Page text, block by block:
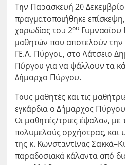
Την Παρασκευή 20
πραγματοποιήθηκε
χορωδίας του 2ου Γυμνασίου
μαθητών που αποτελούν
ΓΕ.Λ. Πύργου, στο Λάτσειο
Πύργου για να ψάλλουν τα
Δήμαρχο Πύργου.
Τους μαθητές και τις
εγκάρδια ο Δήμαρχος
Οι μαθητές/τριες έψαλαν, με
πολυμελούς ορχήστρας, και
της κ. Κωνσταντίνας
παραδοσιακά κάλαντα από